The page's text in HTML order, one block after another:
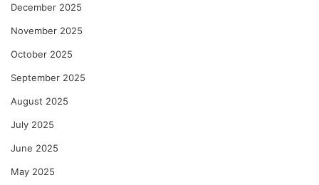
December 2025
November 2025
October 2025
September 2025
August 2025
July 2025
June 2025
May 2025